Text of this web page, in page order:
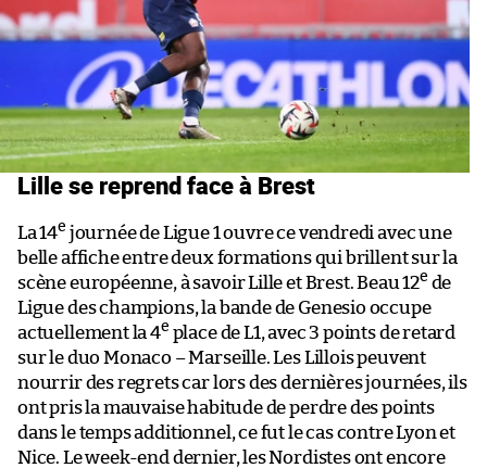
Lille se reprend face à Brest
La 14e journée de Ligue 1 ouvre ce vendredi avec une
belle affiche entre deux formations qui brillent sur la
scène européenne, à savoir Lille et Brest. Beau 12e de
Ligue des champions, la bande de Genesio occupe
actuellement la 4e place de L1, avec 3 points de retard
sur le duo Monaco – Marseille. Les Lillois peuvent
nourrir des regrets car lors des dernières journées, ils
ont pris la mauvaise habitude de perdre des points
dans le temps additionnel, ce fut le cas contre Lyon et
Nice. Le week-end dernier, les Nordistes ont encore